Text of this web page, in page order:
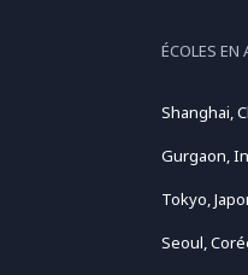
ÉCOLES EN
Shanghai,
Gurgaon,
Tokyo,
Seoul,